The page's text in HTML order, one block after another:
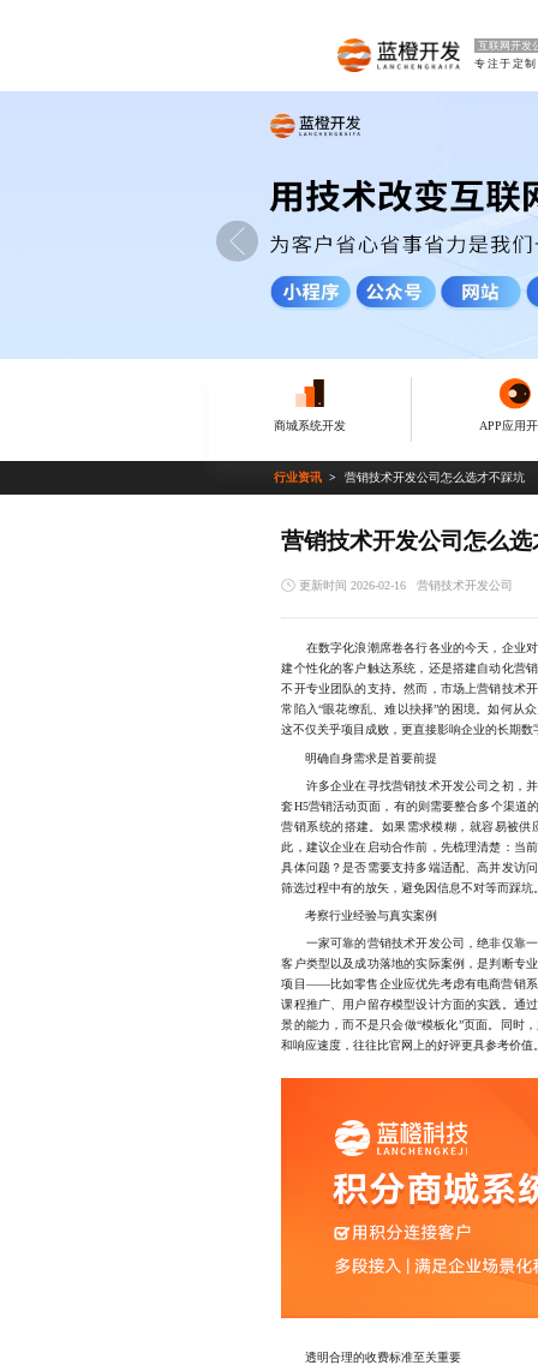
互联网开发
商城系统开发 APP应用
行业资讯 营销技术开发公司怎么选才不踩坑
营销技术开发公司怎么
更新时间 2026-02-16 营销技术开发公司
在数字化浪潮席卷各行各业的今天，企业对
建个性化的客户触达系统，还是搭建自动化营
不开专业团队的支持。然而，市场上营销技术
常陷入“眼花缭乱、难以抉择”的困境。如何从
这不仅关乎项目成败，更直接影响企业的长期数
明确自身需求是首要前提
许多企业在寻找营销技术开发公司之初，并
套H5营销活动页面，有的则需要整合多个渠道
营销系统的搭建。如果需求模糊，就容易被
此，建议企业在启动合作前，先梳理清楚：当
具体问题？是否需要支持多端适配、高并发访
筛选过程中有的放矢，避免因信息不对等而踩坑
考察行业经验与真实案例
一家可靠的营销技术开发公司，绝非仅靠一
客户类型以及成功落地的实际案例，是判断专
项目——比如零售企业应优先考虑有电商营销
课程推广、用户留存模型设计方面的实践。通
景的能力，而不是只会做“模板化”页面。同时
和响应速度，往往比官网上的好评更具参考价值
透明合理的收费标准至关重要